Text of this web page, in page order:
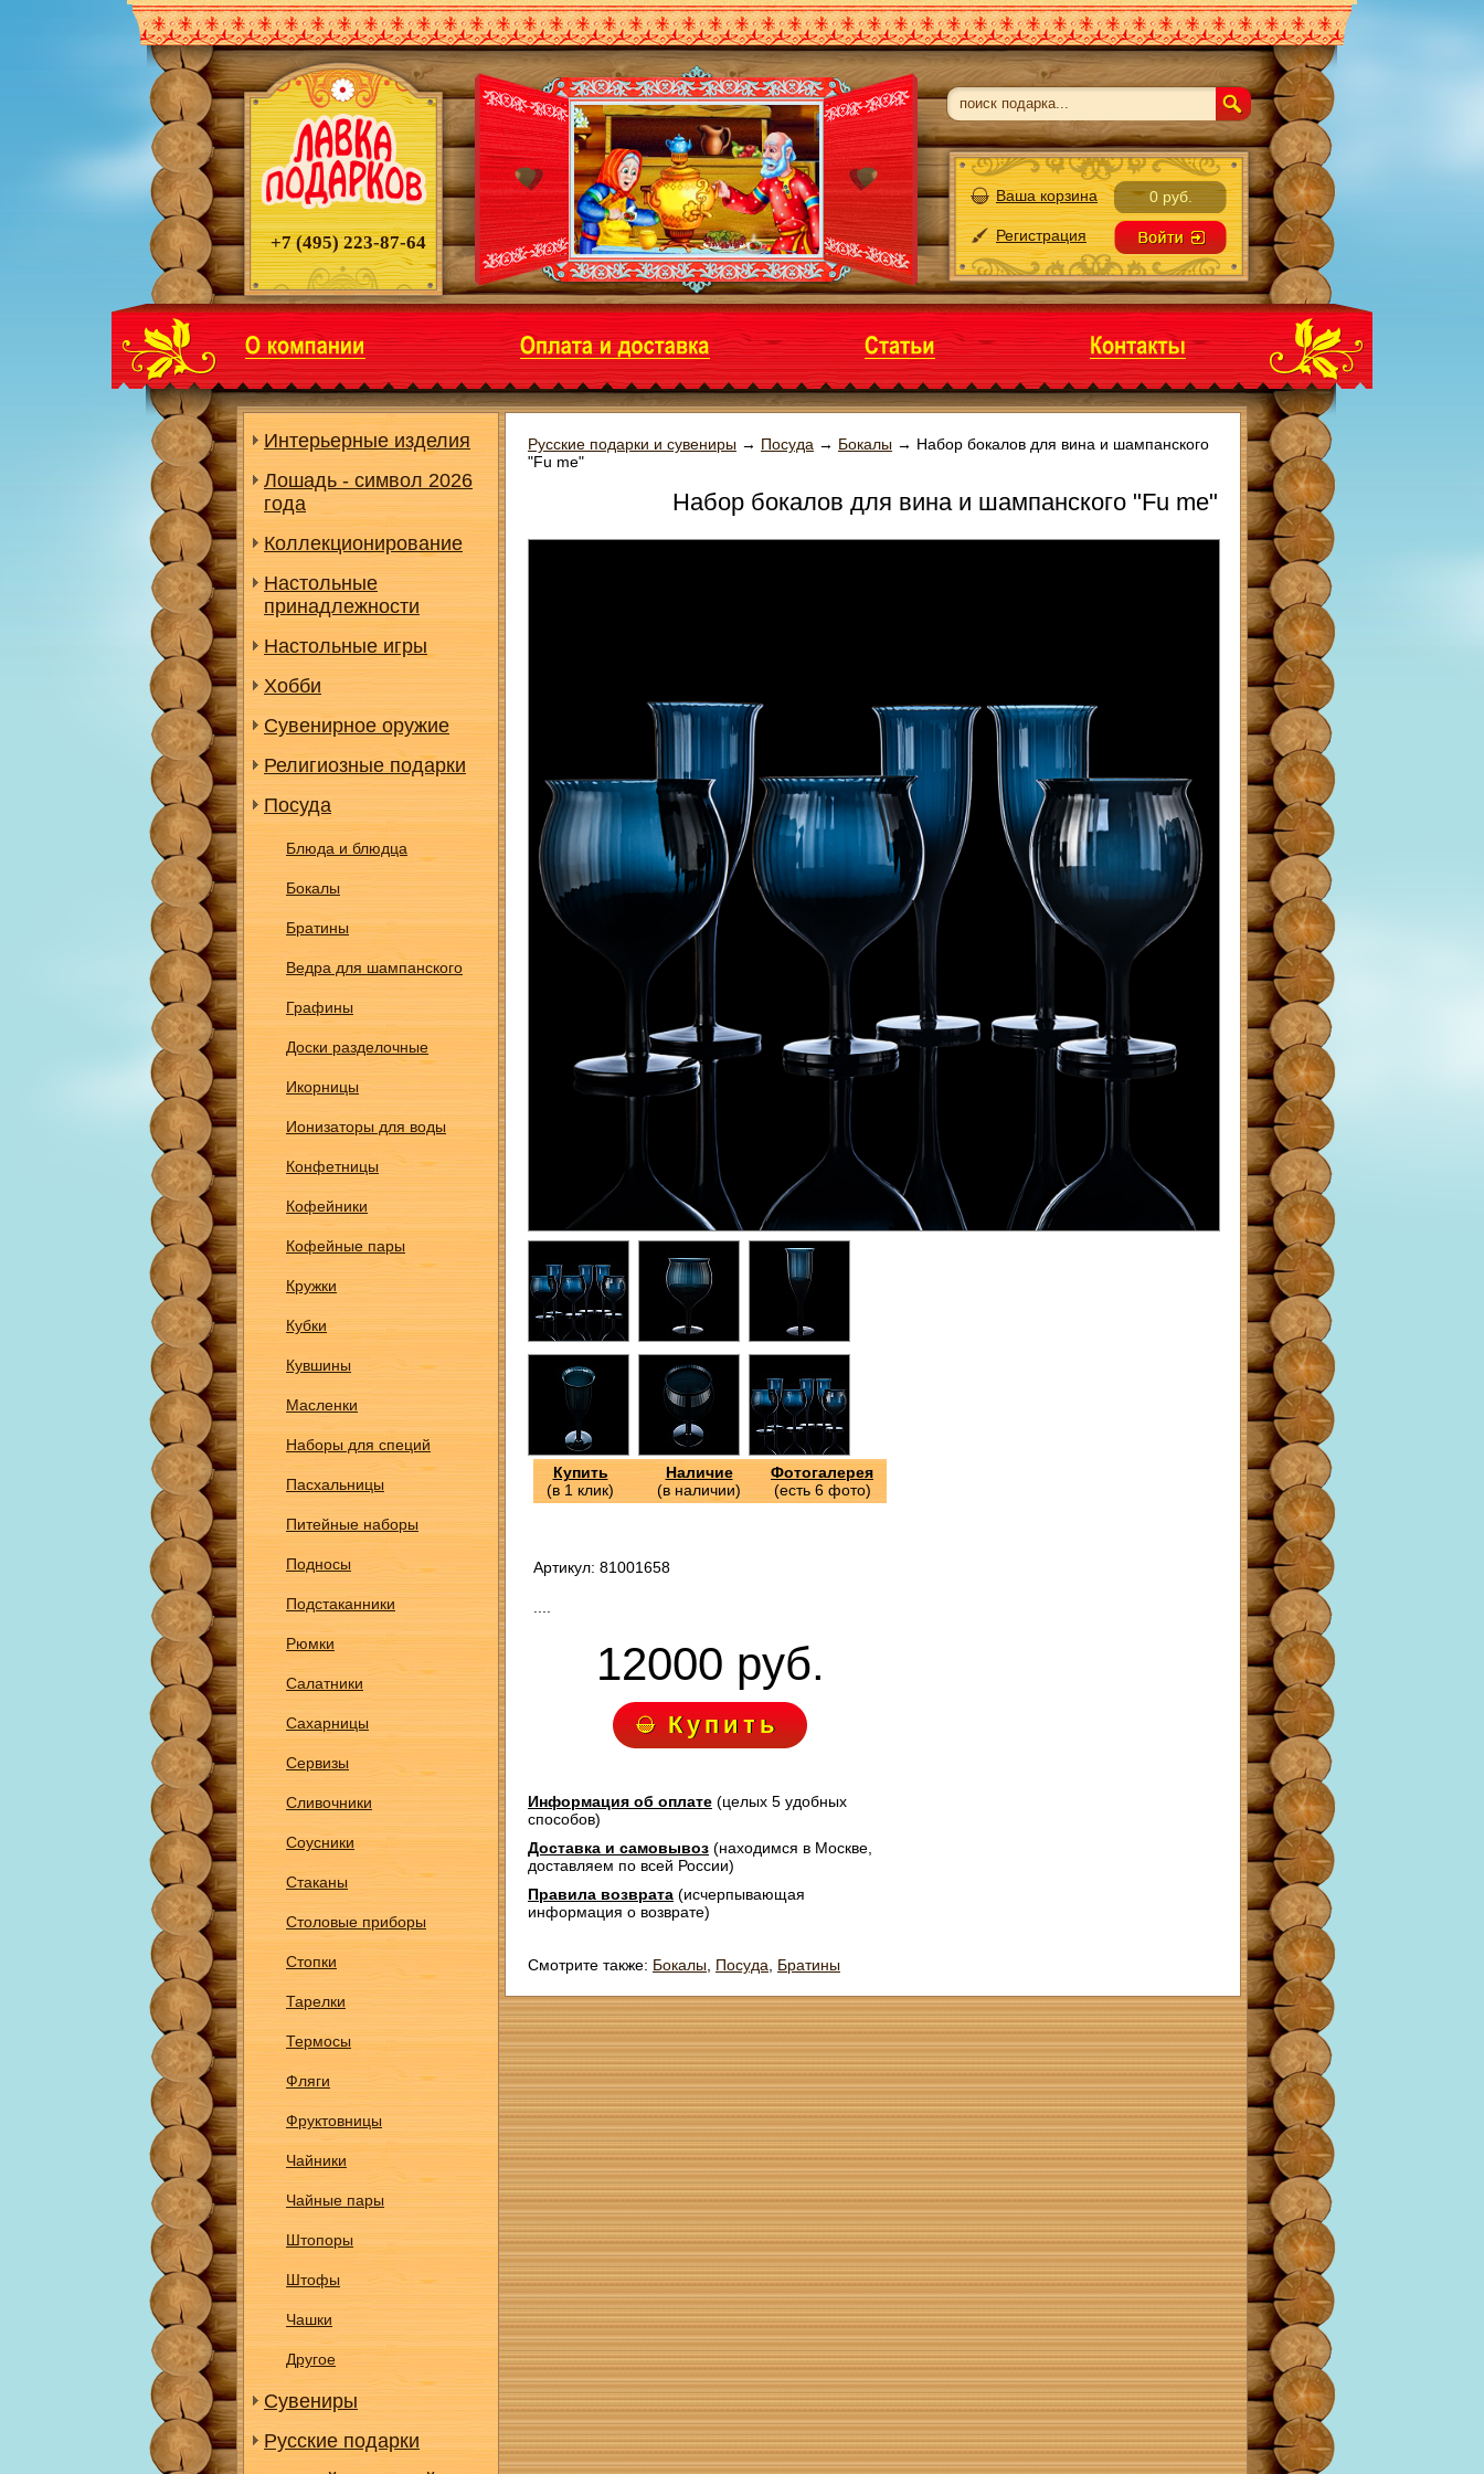
+7 (495) 223-87-64
Ваша корзина 0 руб.
Регистрация
Интерьерные изделия
Лошадь - символ 2026
года
Коллекционирование
Настольные
принадлежности
Настольные игры
Хобби
Сувенирное оружие
Религиозные подарки
Посуда
Блюда и блюдца
Бокалы
Братины
Ведра для шампанского
Графины
Доски разделочные
Икорницы
Ионизаторы для воды
Конфетницы
Кофейники
Кофейные пары
Кружки
Кубки
Кувшины
Масленки
Наборы для специй
Пасхальницы
Питейные наборы
Подносы
Подстаканники
Рюмки
Салатники
Сахарницы
Сервизы
Сливочники
Соусники
Стаканы
Столовые приборы
Стопки
Тарелки
Термосы
Фляги
Фруктовницы
Чайники
Чайные пары
Штопоры
Штофы
Чашки
Другое
Сувениры
Русские подарки
Русские подарки и сувениры → Посуда → Бокалы → Набор бокалов для вина и шампанского
"Fu me"
Набор бокалов для вина и шампанского "Fu me"
Купить
(в 1 клик)
Наличие
(в наличии)
Фотогалерея
(есть 6 фото)
Артикул: 81001658
12000 руб.
Купить
Информация об оплате (целых 5 удобных
способов)
Доставка и самовывоз (находимся в Москве,
доставляем по всей России)
Правила возврата (исчерпывающая
информация о возврате)
Смотрите также: Бокалы Посуда Братины